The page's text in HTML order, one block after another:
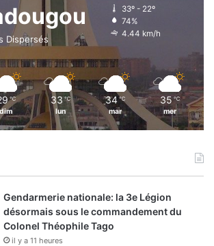
Dispersés
33º - 22º
74%
4.44 km/h
℃
dim
33 ℃
lun
34 ℃
mar
35 ℃
mer
Gendarmerie nationale: la 3e Légion
désormais sous le commandement du
Colonel Théophile Tago
il y a 11 heures